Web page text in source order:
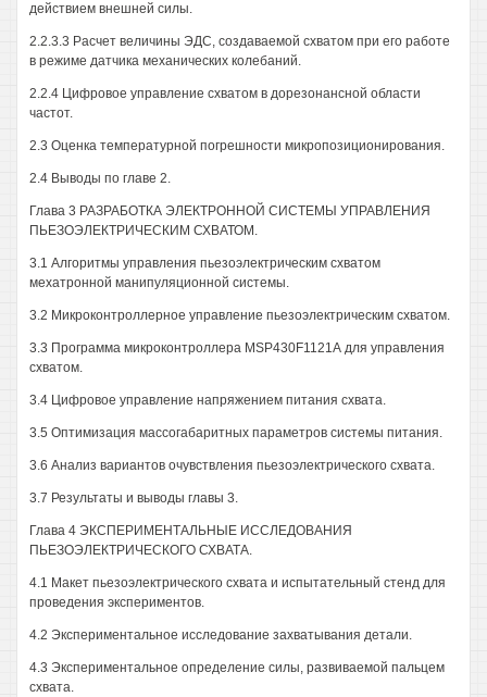
действием внешней силы.
2.2.3.3 Расчет величины ЭДС, создаваемой схватом при его работе
в режиме датчика механических колебаний.
2.2.4 Цифровое управление схватом в дорезонансной области
частот.
2.3 Оценка температурной погрешности микропозиционирования.
2.4 Выводы по главе 2.
Глава 3 РАЗРАБОТКА ЭЛЕКТРОННОЙ СИСТЕМЫ УПРАВЛЕНИЯ
ПЬЕЗОЭЛЕКТРИЧЕСКИМ СХВАТОМ.
3.1 Алгоритмы управления пьезоэлектрическим схватом
мехатронной манипуляционной системы.
3.2 Микроконтроллерное управление пьезоэлектрическим схватом.
3.3 Программа микроконтроллера MSP430F1121А для управления
схватом.
3.4 Цифровое управление напряжением питания схвата.
3.5 Оптимизация массогабаритных параметров системы питания.
3.6 Анализ вариантов очувствления пьезоэлектрического схвата.
3.7 Результаты и выводы главы 3.
Глава 4 ЭКСПЕРИМЕНТАЛЬНЫЕ ИССЛЕДОВАНИЯ
ПЬЕЗОЭЛЕКТРИЧЕСКОГО СХВАТА.
4.1 Макет пьезоэлектрического схвата и испытательный стенд для
проведения экспериментов.
4.2 Экспериментальное исследование захватывания детали.
4.3 Экспериментальное определение силы, развиваемой пальцем
схвата.